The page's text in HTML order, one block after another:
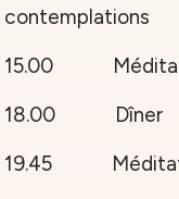
contemplations
15.00
18.00 Dîner
19.45